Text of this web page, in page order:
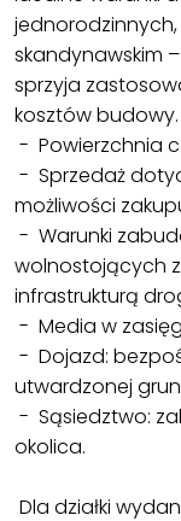
jednorodzinnych,
skandynawskim
sprzyja
kosztów budowy.
- Powierzchnia
- Sprzedaż
możliwości
- Warunki
wolnostojących
infrastrukturą
- Media w
- Dojazd:
utwardzonej
- Sąsiedztwo:
okolica.
Dla działki